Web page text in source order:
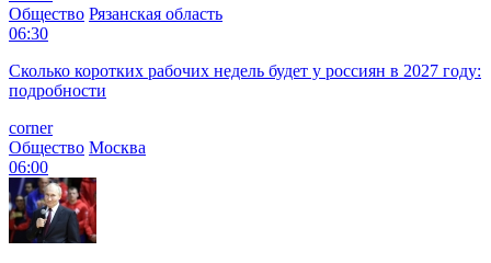
Общество Рязанская область
06:30
Сколько коротких рабочих недель будет у россиян в 2027 году:
подробности
corner
Общество Москва
06:00